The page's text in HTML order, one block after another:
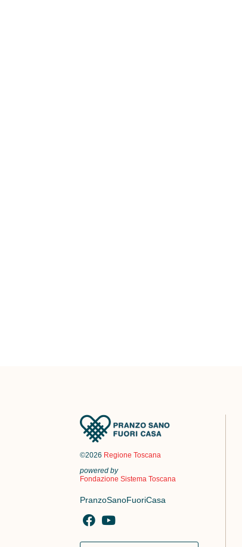
©2026 Regione Toscana
powered by
Fondazione Sistema Toscana
PranzoSanoFuoriCasa